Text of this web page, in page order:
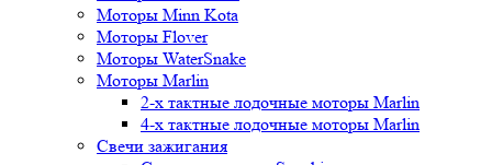
Моторы Minn Kota
Моторы Flover
Моторы WaterSnake
Моторы Marlin
2-х тактные лодочные моторы Marlin
4-х тактные лодочные моторы Marlin
Свечи зажигания